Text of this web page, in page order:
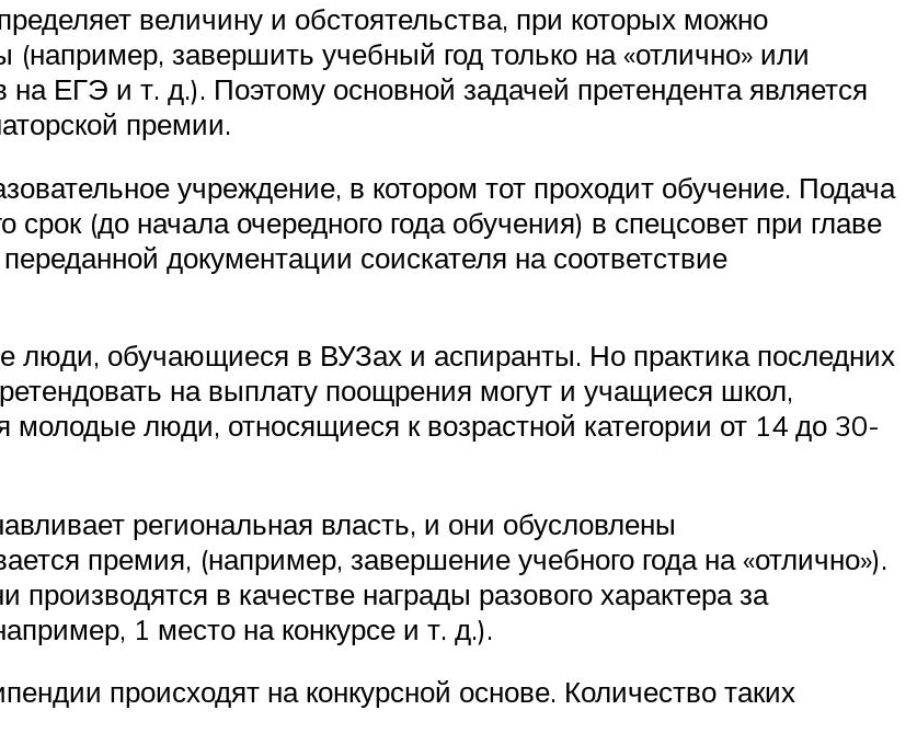
величину и обстоятельства, при которых можно
завершить учебный год только на «отлично» или
ЕГЭ и т. д.). Поэтому основной задачей претендента является
премии.
учреждение, в котором тот проходит обучение. Подача
срок (до начала очередного года обучения) в спецсовет при главе
документации соискателя на соответствие
люди, обучающиеся в ВУЗах и аспиранты. Но практика последних
на выплату поощрения могут и учащиеся школ,
люди, относящиеся к возрастной категории от 14 до 30-
региональная власть, и они обусловлены
премия, (например, завершение учебного года на «отлично»).
в качестве награды разового характера за
1 место на конкурсе и т. д.).
происходят на конкурсной основе. Количество таких